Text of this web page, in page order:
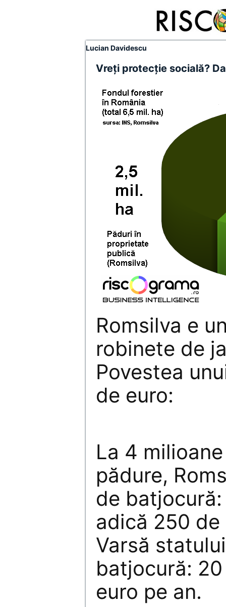
Lucian Davidescu
Vreţi protecţie socială?
Romsilva e
robinete de
Povestea
de euro:
La 4
pădure,
de
adică 250
Varsă
batjocură:
euro pe an.